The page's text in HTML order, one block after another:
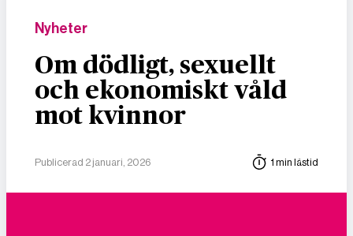
Nyheter
Om dödligt, sexuellt
och ekonomiskt våld
mot kvinnor
Publicerad 2 januari, 2026 1 min lästid